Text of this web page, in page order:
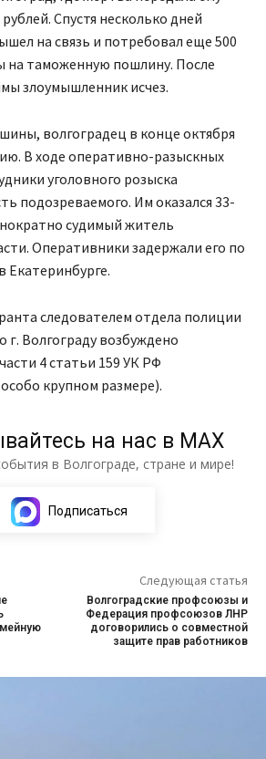
Спустя несколько дней
на связь и потребовал еще 500
на таможенную пошлину. После
злоумышленник исчез.
волгоградец в конце октября
В ходе оперативно-разыскных
уголовного розыска
подозреваемого. Им оказался 33-
судимый житель
Оперативники задержали его по
Екатеринбурге.
следователем отдела полиции
Волгограду возбуждено
4 статьи 159 УК РФ
крупном размере).
на нас в МАХ
в Волгограде, стране и мире!
Подписаться
Следующая статья
Волгоградские профсоюзы и
Федерация профсоюзов ЛНР
договорились о совместной
защите прав работников